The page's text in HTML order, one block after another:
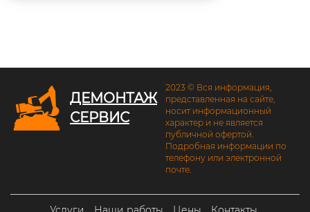
ДЕМОНТАЖ
СЕРВИС
2023 © Вся информация,
представленная на сайте,
носит информационный
характер и не является
публичной офертой.
Подробная информации по
телефону или электронной
почте.